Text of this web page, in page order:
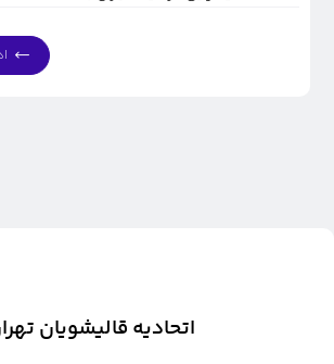
اتحادیه قالیشویان